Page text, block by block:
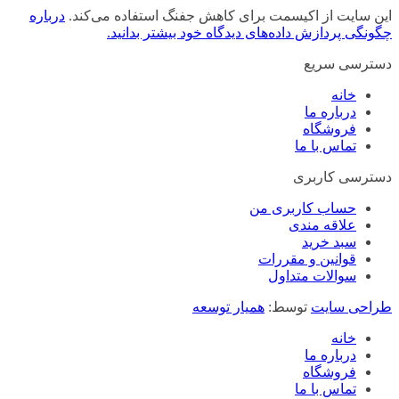
این سایت از اکیسمت برای کاهش جفنگ استفاده می‌کند. درباره
چگونگی پردازش داده‌های دیدگاه خود بیشتر بدانید.
دسترسی سریع
خانه
درباره ما
فروشگاه
تماس با ما
دسترسی کاربری
حساب کاربری من
علاقه مندی
سبد خرید
قوانین و مقررات
سوالات متداول
طراحی سایت توسط: همیار توسعه
خانه
درباره ما
فروشگاه
تماس با ما